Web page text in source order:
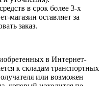
в срок более 3-х
магазин оставляет за
заказ.
в Интернет-
к складам транспортных
или возможен